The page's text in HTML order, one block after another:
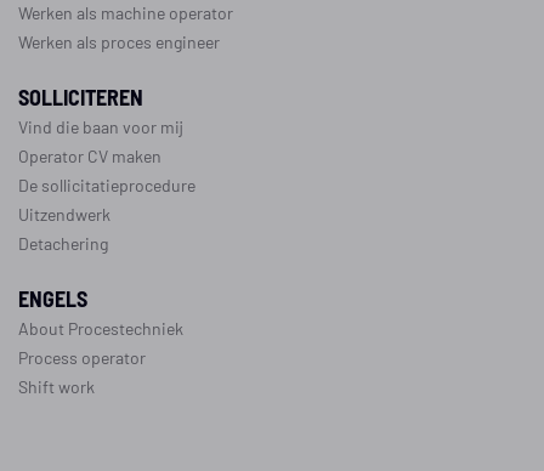
Werken als machine operator
Werken als proces engineer
SOLLICITEREN
Vind die baan voor mij
Operator CV maken
De sollicitatieprocedure
Uitzendwerk
Detachering
ENGELS
About Procestechniek
Process operator
Shift work